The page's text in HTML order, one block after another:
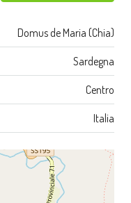
Domus de Maria (Chia)
Sardegna
Centro
Italia